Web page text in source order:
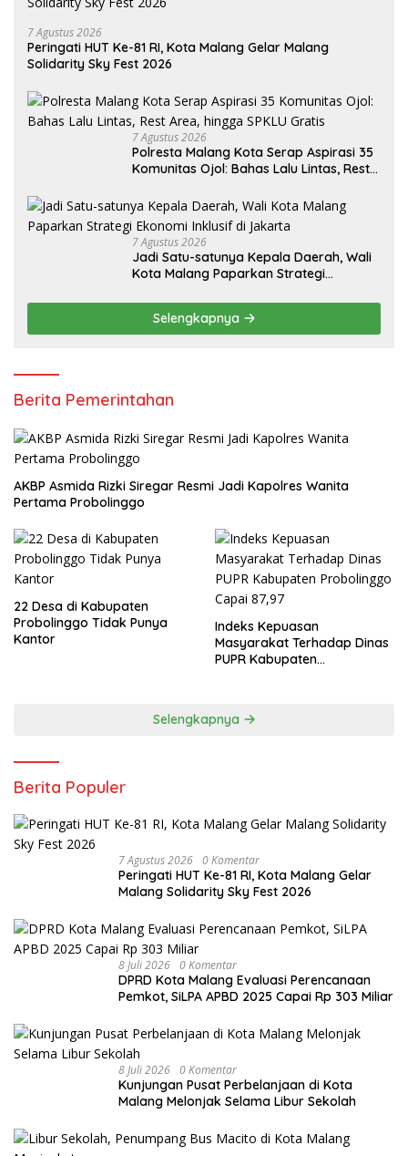
7 Agustus 2026
Peringati HUT Ke-81 RI, Kota Malang Gelar Malang
Solidarity Sky Fest 2026
7 Agustus 2026
Polresta Malang Kota Serap Aspirasi 35
Komunitas Ojol: Bahas Lalu Lintas, Rest
7 Agustus 2026
Jadi Satu-satunya Kepala Daerah, Wali
Kota Malang Paparkan Strategi
Selengkapnya
Berita Pemerintahan
AKBP Asmida Rizki Siregar Resmi Jadi Kapolres Wanita
Pertama Probolinggo
22 Desa di Kabupaten
Probolinggo Tidak Punya
Kantor
Indeks Kepuasan
Masyarakat Terhadap Dinas
PUPR Kabupaten
Selengkapnya
Berita Populer
7 Agustus 2026 0 Komentar
Peringati HUT Ke-81 RI, Kota Malang Gelar
Malang Solidarity Sky Fest 2026
8 Juli 2026 0 Komentar
DPRD Kota Malang Evaluasi Perencanaan
Pemkot, SiLPA APBD 2025 Capai Rp 303 Miliar
8 Juli 2026 0 Komentar
Kunjungan Pusat Perbelanjaan di Kota
Malang Melonjak Selama Libur Sekolah